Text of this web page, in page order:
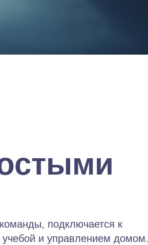
подключается к
и управлением домом.